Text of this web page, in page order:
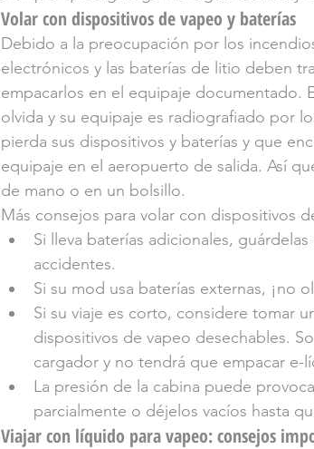
Volar con dispositivos de vapeo y baterías
Debido a la preocupación por los
electrónicos y las baterías de litio deben
empacarlos en el equipaje documentado.
olvida y su equipaje es radiografiado por
pierda sus dispositivos y baterías y que
equipaje en el aeropuerto de salida. Así
de mano o en un bolsillo.
Más consejos para volar con dispositivos
Si lleva baterías adicionales,
accidentes.
Si su mod usa baterías externas, ¡no
Si su viaje es corto, considere tomar
dispositivos de vapeo desechables.
cargador y no tendrá que empacar e-
La presión de la cabina puede
parcialmente o déjelos vacíos hasta
Viajar con líquido para vapeo: consejos